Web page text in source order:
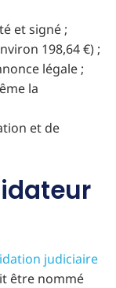
et signé ;
198,64 €) ;
légale ;
la
et de
judiciaire
être nommé